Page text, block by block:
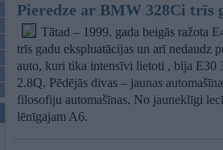
Pieredze ar BMW 328Ci trīs
Tātad – 1999. gada beigās ražota
trīs gadu ekspluatācijas un arī nedaudz
auto, kuri tika intensīvi lietoti , bija
2.8Q. Pēdējās divas – jaunas
filosofiju automašīnas. No jauneklīgi
lēnīgajam A6.